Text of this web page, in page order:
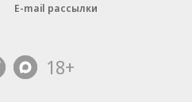
E-mail рассылки
18+